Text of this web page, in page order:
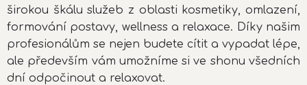
širokou škálu služeb z oblasti kosmetiky, omlazení,
formování postavy, wellness a relaxace. Díky našim
profesionálům se nejen budete cítit a vypadat lépe,
ale především vám umožníme si ve shonu všedních
dní odpočinout a relaxovat.